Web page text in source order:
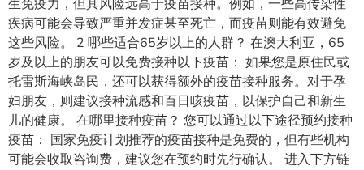
生免疫力，但其风险远高于疫苗接种。例如，一些高传染性
疾病可能会导致严重并发症甚至死亡，而疫苗则能有效避免
这些风险。 2 哪些适合65岁以上的人群？ 在澳大利亚，65
岁及以上的朋友可以免费接种以下疫苗： 如果您是原住民或
托雷斯海峡岛民，还可以获得额外的疫苗接种服务。对于孕
妇朋友，则建议接种流感和百日咳疫苗，以保护自己和新生
儿的健康。 在哪里接种疫苗？ 您可以通过以下途径预约接种
疫苗： 国家免疫计划推荐的疫苗接种是免费的，但有些机构
可能会收取咨询费，建议您在预约时先行确认。 进入下方链